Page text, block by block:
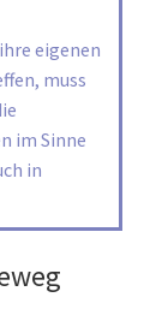
eigenen
muss
im Sinne
in